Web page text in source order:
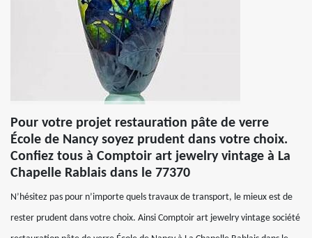
Pour votre projet restauration pâte de verre
École de Nancy soyez prudent dans votre choix.
Confiez tous à Comptoir art jewelry vintage à La
Chapelle Rablais dans le 77370
N’hésitez pas pour n’importe quels travaux de transport, le mieux est de
rester prudent dans votre choix. Ainsi Comptoir art jewelry vintage société